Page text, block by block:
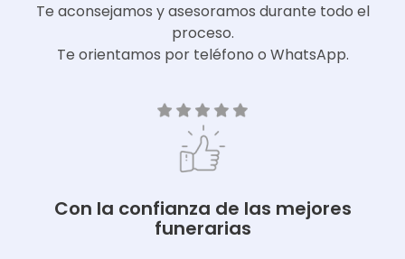
Te aconsejamos y asesoramos durante todo el
proceso.
Te orientamos por teléfono o WhatsApp.
Con la confianza de las mejores
funerarias